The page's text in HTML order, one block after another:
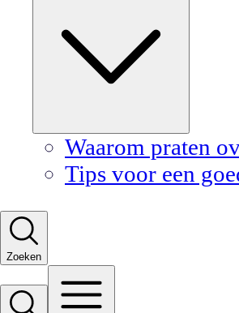
Waarom praten
Tips voor een
Zoeken